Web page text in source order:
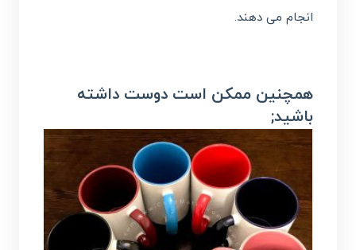
انجام می دهند.
همچنین ممکن است دوست داشته
باشید;